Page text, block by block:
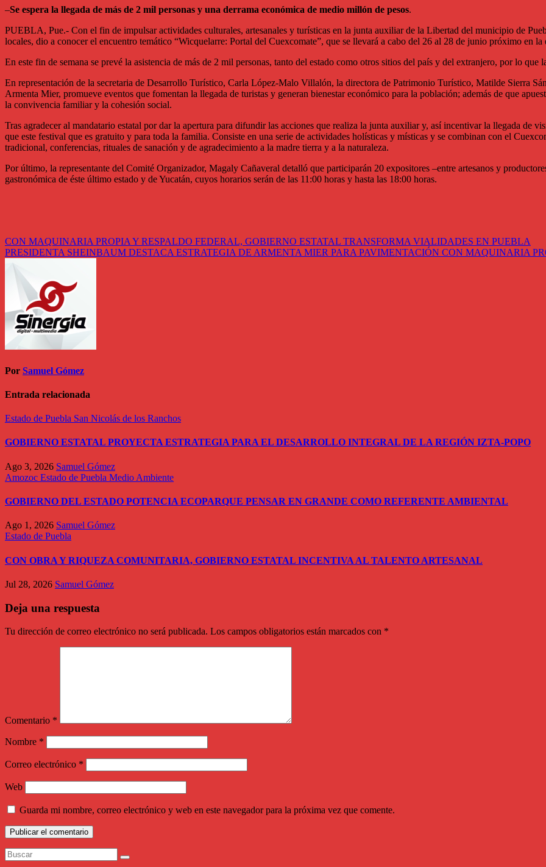
–Se espera la llegada de más de 2 mil personas y una derrama económica de medio millón de pesos.
PUEBLA, Pue.- Con el fin de impulsar actividades culturales, artesanales y turísticas en la junta auxiliar de la Libertad del municipio de
locales, dio a conocer el encuentro temático “Wicquelarre: Portal del Cuexcomate”, que se llevará a cabo del 26 al 28 de junio próximo en
En este fin de semana se prevé la asistencia de más de 2 mil personas, tanto del estado como otros sitios del país y del extranjero, por lo que
En representación de la secretaria de Desarrollo Turístico, Carla López-Malo Villalón, la directora de Patrimonio Turístico, Matilde Sierra
Armenta Mier, promueve eventos que fomentan la llegada de turistas y generan bienestar económico para la población; además de que
la convivencia familiar y la cohesión social.
Tras agradecer al mandatario estatal por dar la apertura para difundir las acciones que realiza la junta auxiliar y, así incentivar la llegada de
que este festival que es gratuito y para toda la familia. Consiste en una serie de actividades holísticas y místicas y se combinan con el
tradicional, conferencias, rituales de sanación y de agradecimiento a la madre tierra y a la naturaleza.
Por último, la representante del Comité Organizador, Magaly Cañaveral detalló que participarán 20 expositores –entre artesanos y
gastronómica de éste último estado y de Yucatán, cuyos horarios serán de las 11:00 horas y hasta las 18:00 horas.
Navegación
de
entradas
CON MAQUINARIA PROPIA Y RESPALDO FEDERAL, GOBIERNO ESTATAL TRANSFORMA VIALIDADES EN PUEBLA
PRESIDENTA SHEINBAUM DESTACA ESTRATEGIA DE ARMENTA MIER PARA PAVIMENTACIÓN CON MAQUINARIA
Por Samuel Gómez
Entrada relacionada
Estado de Puebla San Nicolás de los Ranchos
GOBIERNO ESTATAL PROYECTA ESTRATEGIA PARA EL DESARROLLO INTEGRAL DE LA REGIÓN IZTA-POPO
Ago 3, 2026 Samuel Gómez
Amozoc Estado de Puebla Medio Ambiente
GOBIERNO DEL ESTADO POTENCIA ECOPARQUE PENSAR EN GRANDE COMO REFERENTE AMBIENTAL
Ago 1, 2026 Samuel Gómez
Estado de Puebla
CON OBRA Y RIQUEZA COMUNITARIA, GOBIERNO ESTATAL INCENTIVA AL TALENTO ARTESANAL
Jul 28, 2026 Samuel Gómez
Deja una respuesta
Tu dirección de correo electrónico no será publicada. Los campos obligatorios están marcados con *
Comentario *
Nombre *
Correo electrónico *
Web
Guarda mi nombre, correo electrónico y web en este navegador para la próxima vez que comente.